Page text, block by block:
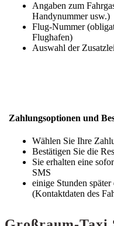
Angaben zum
Handynummer usw.)
Flug-Nummer
Flughafen)
Auswahl der
Zahlungsoptionen und
Wählen Sie Ihre
Bestätigen Sie die
Sie erhalten eine
SMS
einige Stunden
(Kontaktdaten des